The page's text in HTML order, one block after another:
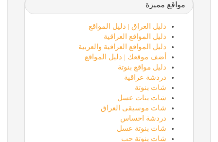
مواقع مميزة
دليل العراق | دليل المواقع
دليل المواقع العراقية
دليل المواقع العراقية والعربية
أضف موقعك | دليل المواقع
دليل مواقع بنوتة
دردشة عراقية
شات بنوتة
شات بنات عسل
شات موسيقى العراق
دردشة احساس
شات بنوتة عسل
شات بنوتة حب